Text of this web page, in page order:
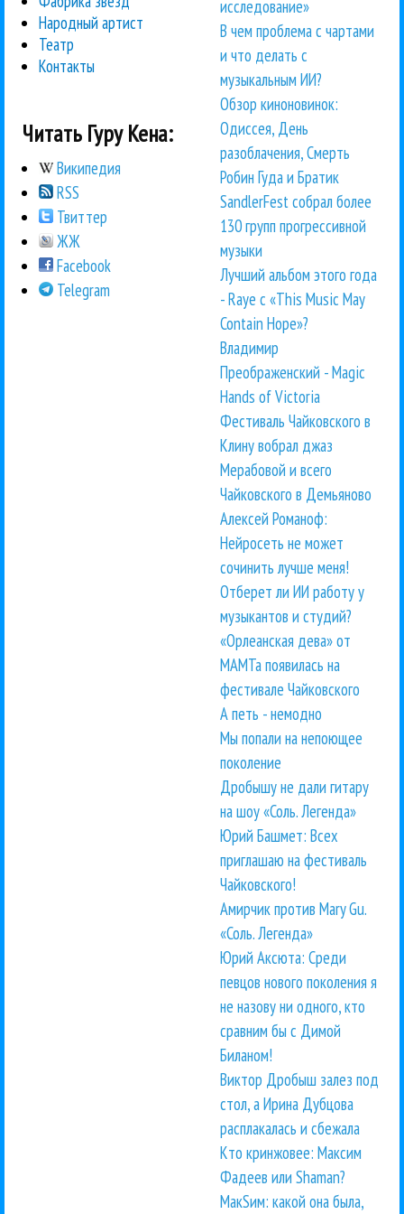
Народный артист
Театр
Контакты
Читать Гуру Кена:
Википедия
RSS
Твиттер
ЖЖ
Facebook
Telegram
исследование»
В чем проблема с чартами
и что делать с
музыкальным ИИ?
Обзор киноновинок:
Одиссея, День
разоблачения, Смерть
Робин Гуда и Братик
SandlerFest собрал более
130 групп прогрессивной
музыки
Лучший альбом этого года
- Raye с «This Music May
Contain Hope»?
Владимир
Преображенский - Magic
Hands of Victoria
Фестиваль Чайковского в
Клину вобрал джаз
Мерабовой и всего
Чайковского в Демьяново
Алексей Романоф:
Нейросеть не может
сочинить лучше меня!
Отберет ли ИИ работу у
музыкантов и студий?
«Орлеанская дева» от
МАМТа появилась на
фестивале Чайковского
А петь - немодно
Мы попали на непоющее
поколение
Дробышу не дали гитару
на шоу «Соль. Легенда»
Юрий Башмет: Всех
приглашаю на фестиваль
Чайковского!
Амирчик против Mary Gu.
«Соль. Легенда»
Юрий Аксюта: Среди
певцов нового поколения я
не назову ни одного, кто
сравним бы с Димой
Биланом!
Виктор Дробыш залез под
стол, а Ирина Дубцова
расплакалась и сбежала
Кто кринжовее: Максим
Фадеев или Shaman?
МакSим: какой она была,